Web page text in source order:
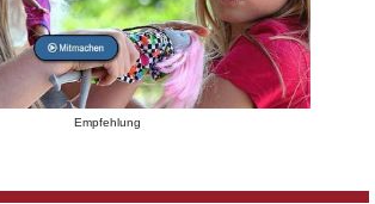
Empfehlung